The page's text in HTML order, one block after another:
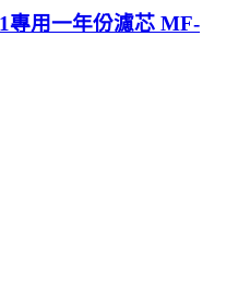
專用一年份濾芯 MF-